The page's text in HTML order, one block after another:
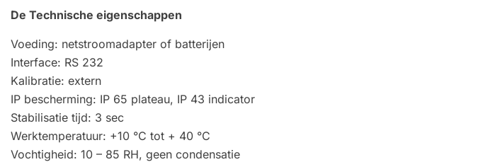
De Technische eigenschappen
Voeding: netstroomadapter of batterijen
Interface: RS 232
Kalibratie: extern
IP bescherming: IP 65 plateau, IP 43 indicator
Stabilisatie tijd: 3 sec
Werktemperatuur: +10 °C tot + 40 °C
Vochtigheid: 10 – 85 RH, geen condensatie